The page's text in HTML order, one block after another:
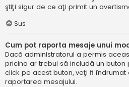
ştiţi sigur de ce aţi primit un
Sus
Cum pot raporta mesaje unui
Dacă administratorul a permis
pricina ar trebui să includă un buton
click pe acest buton, veţi fi
raportarea mesajului.